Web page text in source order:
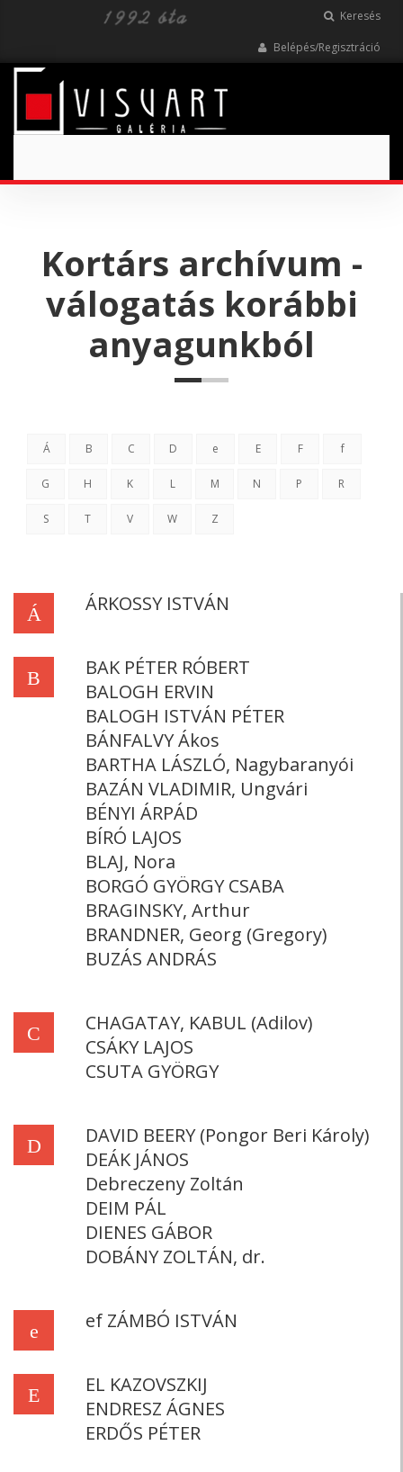
Keresés
Belépés/Regisztráció
Kortárs archívum -
válogatás korábbi
anyagunkból
Á B C D e E F f
G H K L M N P R
S T V W Z
Á ÁRKOSSY ISTVÁN
B
BAK PÉTER RÓBERT
BALOGH ERVIN
BALOGH ISTVÁN PÉTER
BÁNFALVY Ákos
BARTHA LÁSZLÓ, Nagybaranyói
BAZÁN VLADIMIR, Ungvári
BÉNYI ÁRPÁD
BÍRÓ LAJOS
BLAJ, Nora
BORGÓ GYÖRGY CSABA
BRAGINSKY, Arthur
BRANDNER, Georg (Gregory)
BUZÁS ANDRÁS
C
CHAGATAY, KABUL (Adilov)
CSÁKY LAJOS
CSUTA GYÖRGY
D
DAVID BEERY (Pongor Beri Károly)
DEÁK JÁNOS
Debreczeny Zoltán
DEIM PÁL
DIENES GÁBOR
DOBÁNY ZOLTÁN, dr.
e ef ZÁMBÓ ISTVÁN
E
EL KAZOVSZKIJ
ENDRESZ ÁGNES
ERDŐS PÉTER